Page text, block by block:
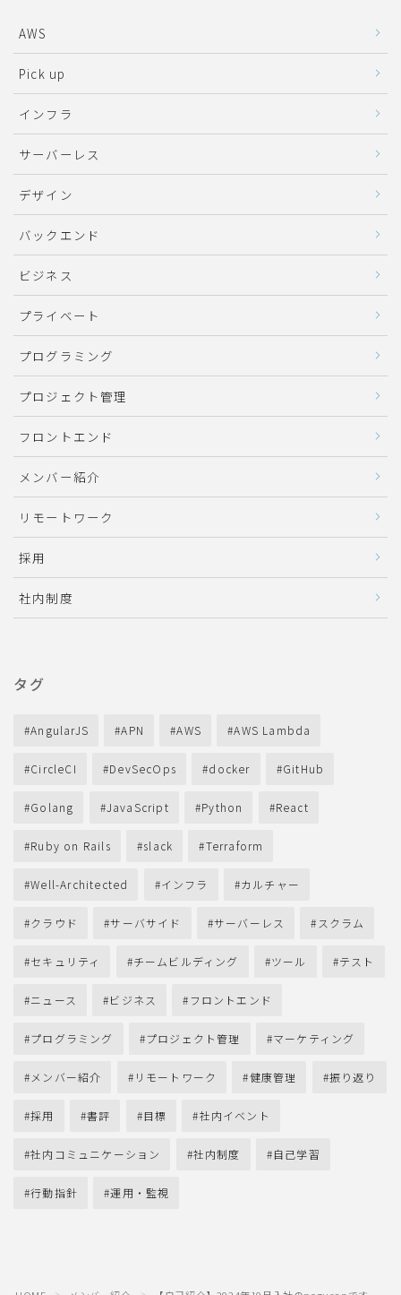
AWS
Pick up
インフラ
サーバーレス
デザイン
バックエンド
ビジネス
プライベート
プログラミング
プロジェクト管理
フロントエンド
メンバー紹介
リモートワーク
採用
社内制度
タグ
AngularJS APN AWS AWS Lambda
CircleCI DevSecOps docker GitHub
Golang JavaScript Python React
Ruby on Rails slack Terraform
Well-Architected インフラ カルチャー
クラウド サーバサイド サーバーレス スクラム
セキュリティ チームビルディング ツール テスト
ニュース ビジネス フロントエンド
プログラミング プロジェクト管理 マーケティング
メンバー紹介 リモートワーク 健康管理 振り返り
採用 書評 目標 社内イベント
社内コミュニケーション 社内制度 自己学習
行動指針 運用・監視